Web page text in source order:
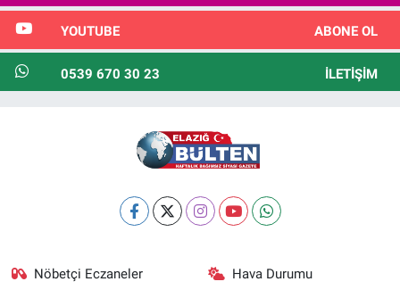
YOUTUBE ABONE OL
0539 670 30 23 İLETIŞIM
Nöbetçi Eczaneler Hava Durumu